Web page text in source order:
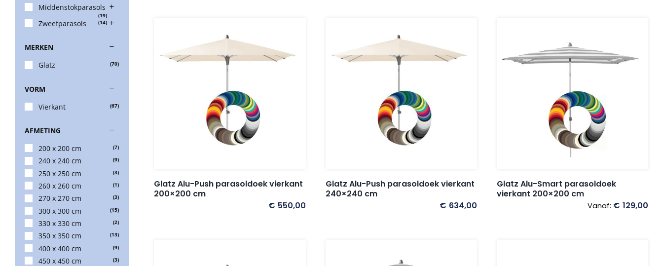
Glatz Alu-Push parasoldoek vierkant
200×200 cm
€ 550,00
Glatz Alu-Push parasoldoek vierkant
240×240 cm
€ 634,00
Glatz Alu-Smart parasoldoek
vierkant 200×200 cm
Vanaf: € 129,00
Middenstokparasols
(19)
Zweefparasols (14)
MERKEN
Glatz
(70)
VORM
Vierkant
(67)
AFMETING
200 x 200 cm
(7)
240 x 240 cm (9)
250 x 250 cm (3)
260 x 260 cm (1)
270 x 270 cm (3)
300 x 300 cm (15)
330 x 330 cm (2)
350 x 350 cm (13)
400 x 400 cm (9)
450 x 450 cm (3)